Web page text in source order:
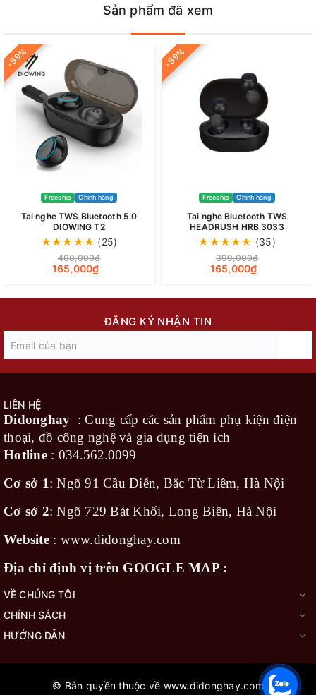
Sản phẩm đã xem
-59%
Freeship Chính hãng
Tai nghe TWS Bluetooth 5.0
DIOWING T2
★★★ ★★ (25)
400,000₫
165,000₫
-59%
Freeship Chính hãng
Tai nghe Bluetooth TWS
HEADRUSH HRB 3033
★ ★★★★ (35)
399,000₫
165,000₫
ĐĂNG KÝ NHẬN TIN
LIÊN HỆ
Didonghay : Cung cấp các sản phẩm phụ kiện điện
thoại, đồ công nghệ và gia dụng tiện ích
Hotline: 034.562.0099
Cơ sở 1: Ngõ 91 Cầu Diễn, Bắc Từ Liêm, Hà Nội
Cơ sở 2: Ngõ 729 Bát Khối, Long Biên, Hà Nội
Website: www.didonghay.com
Địa chỉ định vị trên GOOGLE MAP :
VỀ CHÚNG TÔI
CHÍNH SÁCH
HƯỚNG DẪN
© Bản quyền thuộc về www.didonghay.com